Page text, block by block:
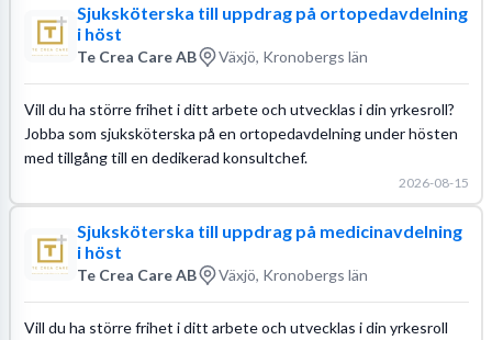
Sjuksköterska till uppdrag på ortopedavdelning
i höst
Te Crea Care AB Växjö, Kronobergs län
Vill du ha större frihet i ditt arbete och utvecklas i din yrkesroll?
Jobba som sjuksköterska på en ortopedavdelning under hösten
med tillgång till en dedikerad konsultchef.
2026-08-15
Sjuksköterska till uppdrag på medicinavdelning
i höst
Te Crea Care AB Växjö, Kronobergs län
Vill du ha större frihet i ditt arbete och utvecklas i din yrkesroll